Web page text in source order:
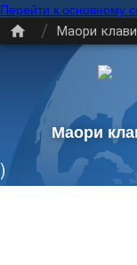
Перейти к основному
/ Маори
Маори